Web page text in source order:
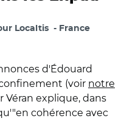
Localtis France
d'Édouard
(voir notre
Véran explique, dans
cohérence avec